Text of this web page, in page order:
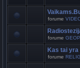
forume
forume
Kas tai
forume